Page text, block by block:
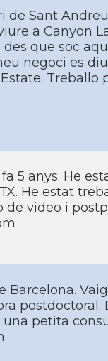
de Sant
a Canyon
que soc
negoci es
Treballo
5 anys. He
He estat
video i
Barcelona.
petita